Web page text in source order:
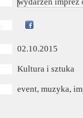
02.10.2015
Kultura i sztuka
event, muzyka,